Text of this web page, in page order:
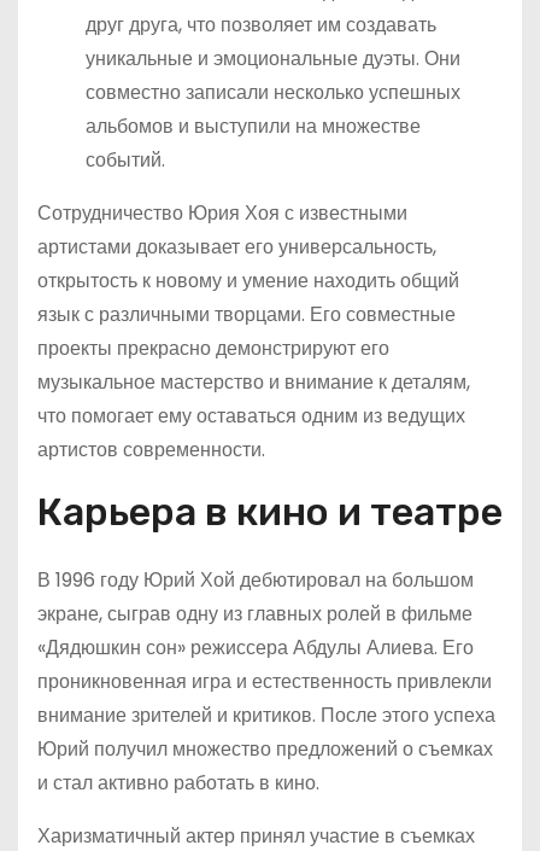
друг друга, что позволяет им создавать
уникальные и эмоциональные дуэты. Они
совместно записали несколько успешных
альбомов и выступили на множестве
событий.
Сотрудничество Юрия Хоя с известными
артистами доказывает его универсальность,
открытость к новому и умение находить общий
язык с различными творцами. Его совместные
проекты прекрасно демонстрируют его
музыкальное мастерство и внимание к деталям,
что помогает ему оставаться одним из ведущих
артистов современности.
Карьера в кино и театре
В 1996 году Юрий Хой дебютировал на большом
экране, сыграв одну из главных ролей в фильме
«Дядюшкин сон» режиссера Абдулы Алиева. Его
проникновенная игра и естественность привлекли
внимание зрителей и критиков. После этого успеха
Юрий получил множество предложений о съемках
и стал активно работать в кино.
Харизматичный актер принял участие в съемках